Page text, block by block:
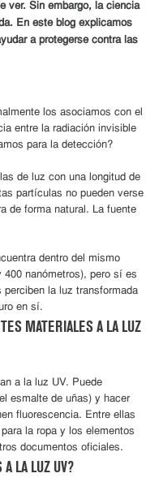
ver. Sin embargo, la ciencia
En este blog explicamos
a protegerse contra las
los asociamos con el
entre la radiación invisible
para la detección?
de luz con una longitud de
partículas no pueden verse
de forma natural. La fuente
dentro del mismo
400 nanómetros), pero sí es
la luz transformada
en sí.
MATERIALES A LA LUZ
a la luz UV. Puede
esmalte de uñas) y hacer
fluorescencia. Entre ellas
la ropa y los elementos
documentos oficiales.
LA LUZ UV?